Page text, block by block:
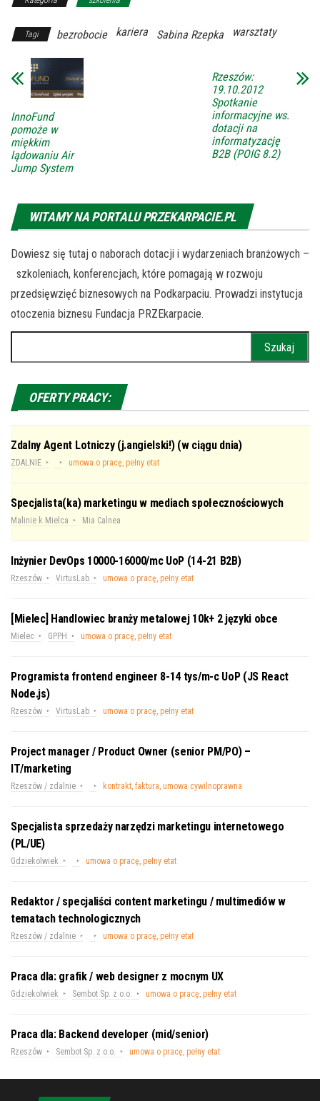
Tagi bezrobocie kariera Sabina Rzepka warsztaty
InnoFund
pomoże w
miękkim
lądowaniu Air
Jump System
Rzeszów:
19.10.2012
Spotkanie
informacyjne ws.
dotacji na
informatyzację
B2B (POIG 8.2)
WITAMY NA PORTALU PRZEKARPACIE.PL
Dowiesz się tutaj o naborach dotacji i wydarzeniach branżowych –
szkoleniach, konferencjach, które pomagają w rozwoju
przedsięwzięć biznesowych na Podkarpaciu. Prowadzi instytucja
otoczenia biznesu Fundacja PRZEkarpacie.
OFERTY PRACY:
Zdalny Agent Lotniczy (j.angielski!) (w ciągu dnia)
ZDALNIE umowa o pracę, pełny etat
Specjalista(ka) marketingu w mediach społecznościowych
Malinie k.Mielca Mia Calnea
Inżynier DevOps 10000-16000/mc UoP (14-21 B2B)
Rzeszów VirtusLab umowa o pracę, pełny etat
[Mielec] Handlowiec branży metalowej 10k+ 2 języki obce
Mielec GPPH umowa o pracę, pełny etat
Programista frontend engineer 8-14 tys/m-c UoP (JS React
Node.js)
Rzeszów VirtusLab umowa o pracę, pełny etat
Project manager / Product Owner (senior PM/PO) –
IT/marketing
Rzeszów / zdalnie kontrakt, faktura, umowa cywilnoprawna
Specjalista sprzedaży narzędzi marketingu internetowego
(PL/UE)
Gdziekolwiek umowa o pracę, pełny etat
Redaktor / specjaliści content marketingu / multimediów w
tematach technologicznych
Rzeszów / zdalnie umowa o pracę, pełny etat
Praca dla: grafik / web designer z mocnym UX
Gdziekolwiek Sembot Sp. z o.o. umowa o pracę, pełny etat
Praca dla: Backend developer (mid/senior)
Rzeszów Sembot Sp. z o.o. umowa o pracę, pełny etat